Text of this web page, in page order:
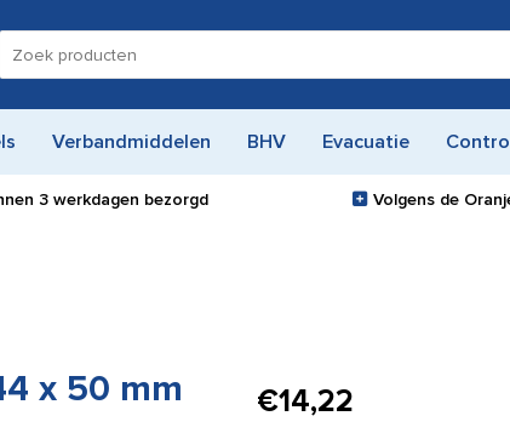
naar:
Verbandmiddelen BHV Evacuatie
3 werkdagen bezorgd Volgens de
x 50 mm €14,22